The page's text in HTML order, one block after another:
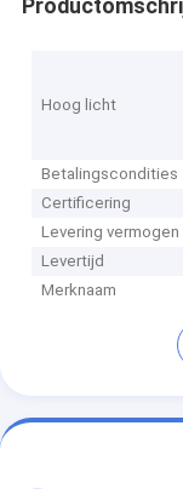
Hoog licht
Betalingscondities
Certificering
Levering vermogen
Levertijd
Merknaam